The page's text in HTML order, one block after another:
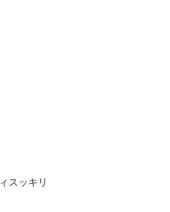
スッキリ